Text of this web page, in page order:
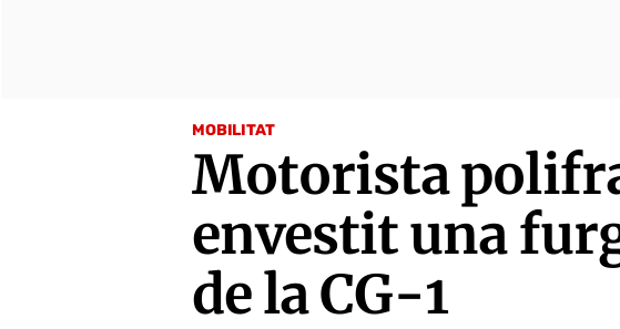
MOBILITAT
Motorista
envestit una
de la CG-1